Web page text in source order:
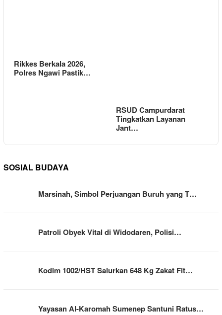
Rikkes Berkala 2026,
Polres Ngawi Pastik…
RSUD Campurdarat
Tingkatkan Layanan
Jant…
SOSIAL BUDAYA
Marsinah, Simbol Perjuangan Buruh yang T…
Patroli Obyek Vital di Widodaren, Polisi…
Kodim 1002/HST Salurkan 648 Kg Zakat Fit…
Yayasan Al-Karomah Sumenep Santuni Ratus…